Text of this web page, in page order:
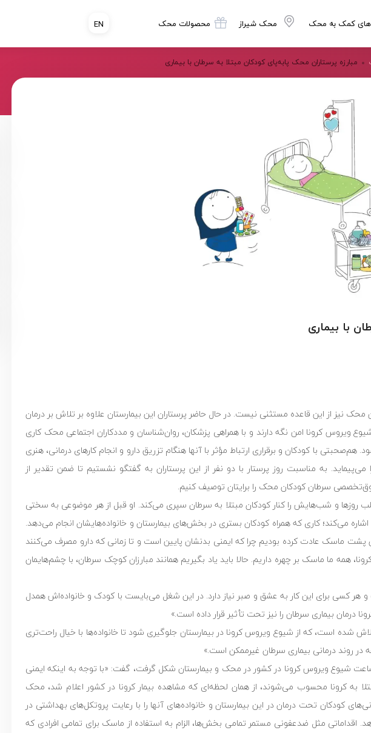
کمک به محک محک شیراز محصولات محک EN
مبارزه پرستاران محک پابه‌پای کودکان مبتلا به سرطان با بیماری
با بیماری
نیز از این قاعده مستثنی نیست. در حال حاضر پرستاران این بیمارستان علاوه بر تلاش بر درمان
ویروس کرونا امن نگه دارند و با همراهی پزشکان، روان‌شناسان و مددکاران اجتماعی محک کاری
با کودکان و برقراری ارتباط مؤثر با آنها هنگام تزریق دارو و انجام کارهای درمانی، هنری
به مناسبت روز پرستار با دو نفر از این پرستاران به گفتگو نشستیم تا ضمن تقدیر از
سرطان کودکان محک را برایتان توصیف کنیم.
روزها و شب‌هایش را کنار کودکان مبتلا به سرطان سپری می‌کند. او قبل از هر موضوعی به سختی
اشاره می‌کند؛ کاری که همراه کودکان بستری در بخش‌های بیمارستان و خانواده‌هایشان انجام می‌دهد.
پشت ماسک عادت کرده بودیم چرا که ایمنی بدنشان پایین است و تا زمانی که دارو مصرف می‌کنند
همه ما ماسک بر چهره داریم. حالا باید یاد بگیریم همانند مبارزان کوچک سرطان، با چشم‌هایمان
کسی برای این کار به عشق و صبر نیاز دارد. در این شغل می‌بایست با کودک و خانواده‌اش همدل
درمان بیماری سرطان را نیز تحت تأثیر قرار داده است.»
شده است، که از شیوع ویروس کرونا در بیمارستان جلوگیری شود تا خانواده‌ها با خیال راحت‌تری
در روند درمانی بیماری سرطان غیرممکن است.»
شیوع ویروس کرونا در کشور در محک و بیمارستان شکل گرفت، گفت: «با توجه به اینکه ایمنی
به کرونا محسوب می‌شوند، از همان لحظه‌ای که مشاهده بیمار کرونا در کشور اعلام شد، محک
کودکان تحت درمان در این بیمارستان و خانواده‌های آنها را با رعایت پروتکل‌های بهداشتی در
اقداماتی مثل ضدعفونی مستمر تمامی بخش‌ها، الزام به استفاده از ماسک برای تمامی افرادی که